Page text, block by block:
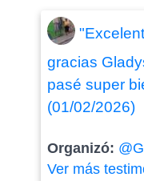
gracias
pasé super
(01/02/2026)
Organizó:
Ver más